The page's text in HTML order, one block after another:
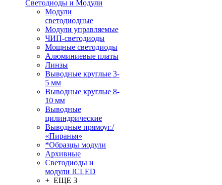
Светодиоды и Модули
Модули
светодиодные
Модули управляемые
ЧИП-светодиоды
Мощные светодиоды
Алюминиевые платы
Линзы
Выводные круглые 3-
5 мм
Выводные круглые 8-
10 мм
Выводные
цилиндрические
Выводные прямоуг./
«Пиранья»
*Образцы модули
Архивные
Светодиоды и
модули ICLED
+ ЕЩЕ 3